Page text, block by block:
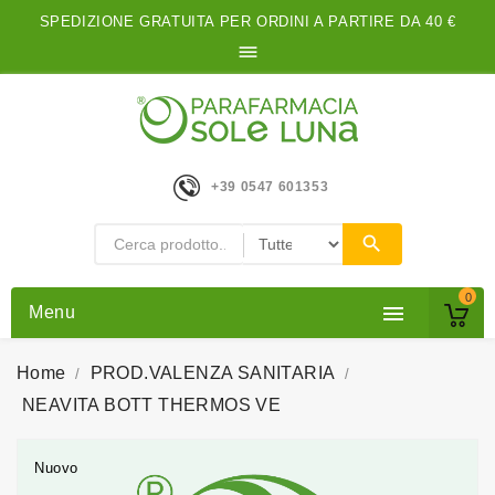
SPEDIZIONE GRATUITA PER ORDINI A PARTIRE DA 40 €

0
+39 0547 601353

Menu
Home
PROD.VALENZA SANITARIA
NEAVITA BOTT THERMOS VE
Nuovo